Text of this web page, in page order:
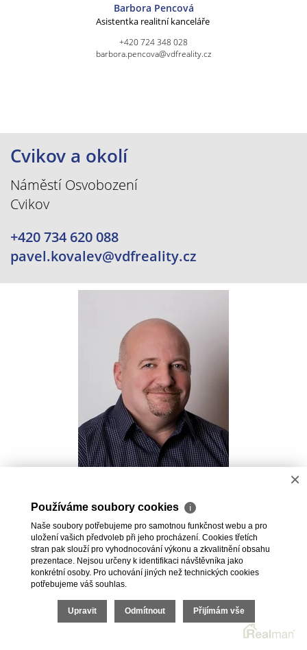
Barbora Pencová
Asistentka realitní kanceláře
+420 724 348 028
barbora.pencova@vdfreality.cz
Cvikov a okolí
Náměstí Osvobození
Cvikov
+420 734 620 088
pavel.kovalev@vdfreality.cz
Pavel Kovalev
+420 723 491 625
pavel.kovalev@vdfreality.cz
×
Používáme soubory cookies ℹ
Naše soubory potřebujeme pro samotnou funkčnost webu a pro
uložení vašich předvoleb při jeho procházení. Cookies třetích
stran pak slouží pro vyhodnocování výkonu a zkvalitnění obsahu
prezentace. Nejsou určeny k identifikaci návštěvníka jako
konkrétní osoby. Pro uchování jiných než technických cookies
potřebujeme váš souhlas.
Upravit Odmítnout Přijímám vše